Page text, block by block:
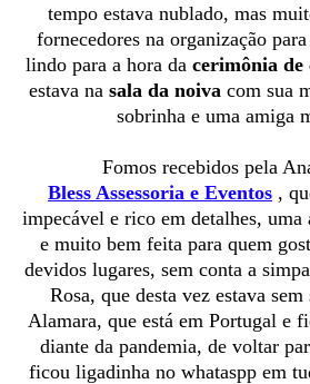
tempo estava nublado, mas
fornecedores na organização
lindo para a hora da cerimônia de
estava na sala da noivacom sua
sobrinha e uma amiga
Fomos recebidos pela
Bless Assessoria e Eventos ,
impecável e rico em detalhes, uma
e muito bem feita para quem
devidos lugares, sem conta a
Rosa, que desta vez estava
Alamara, que está em Portugal e
diante da pandemia, de voltar
ficou ligadinha no whataspp em